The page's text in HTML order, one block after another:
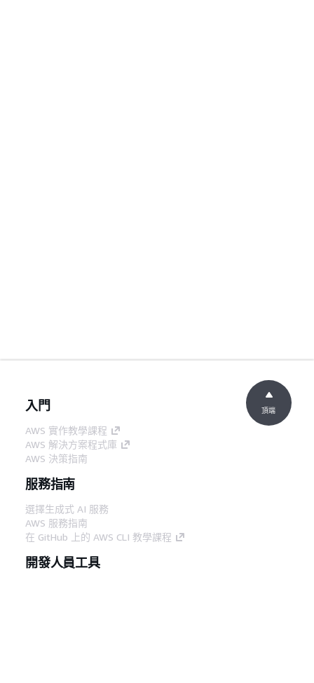
入門
AWS 實作教學課程
AWS 解決方案程式庫
AWS 決策指南
服務指南
選擇生成式 AI 服務
AWS 服務指南
在 GitHub 上的 AWS CLI 教學課程
開發人員工具
頂端